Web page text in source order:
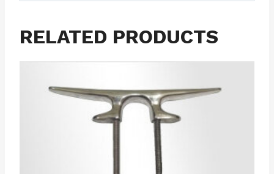
RELATED PRODUCTS